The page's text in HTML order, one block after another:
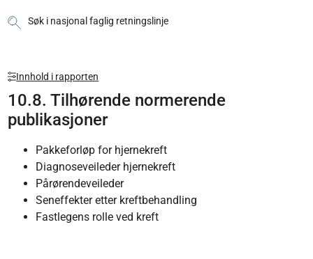
Søk i nasjonal faglig retningslinje
Innhold i rapporten
10.8. Tilhørende normerende
publikasjoner
Pakkeforløp for hjernekreft
Diagnoseveileder hjernekreft
Pårørendeveileder
Seneffekter etter kreftbehandling
Fastlegens rolle ved kreft